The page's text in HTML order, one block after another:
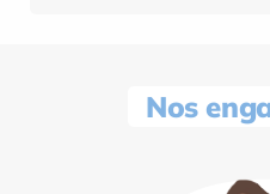
Nos